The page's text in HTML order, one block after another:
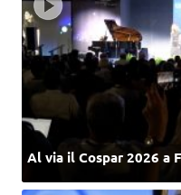
Al via il Cospar 2026 a